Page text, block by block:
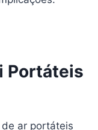
Portáteis